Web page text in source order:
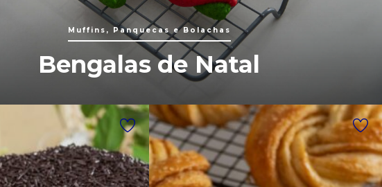
Muffins, Panquecas e Bolachas
Bengalas de Natal